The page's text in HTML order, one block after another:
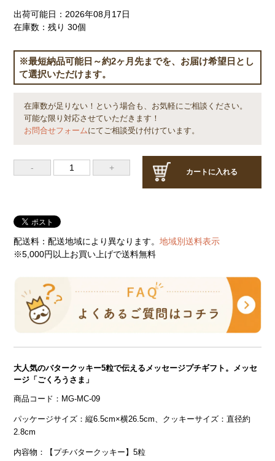
出荷可能日：2026年08月17日
在庫数：残り 30個
※最短納品可能日～約2ヶ月先までを、お届け希望日とし
て選択いただけます。
在庫数が足りない！という場合も、お気軽にご相談ください。
可能な限り対応させていただきます！
お問合せフォームにてご相談受け付けています。
カートに入れる
配送料：配送地域により異なります。地域別送料表示
※5,000円以上お買い上げで送料無料
大人気のバタークッキー5粒で伝えるメッセージプチギフト。メッセ
ージ「ごくろうさま」
商品コード：MG-MC-09
パッケージサイズ：縦6.5cm×横26.5cm、クッキーサイズ：直径約
2.8cm
内容物：【プチバタークッキー】5粒